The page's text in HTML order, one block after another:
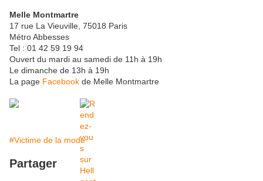
Melle Montmartre
17 rue La Vieuville, 75018 Paris
Métro Abbesses
Tel : 01 42 59 19 94
Ouvert du mardi au samedi de 11h à 19h
Le dimanche de 13h à 19h
La page Facebook de Melle Montmartre
#Victime de la mode
Partager